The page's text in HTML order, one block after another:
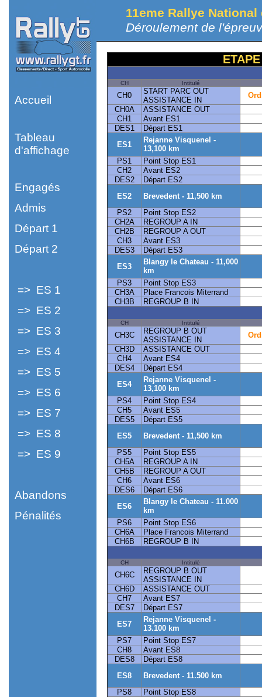
Accueil
Tableau
d'affichage
Engagés
Admis
Départ 1
Départ 2
=> ES 1
=> ES 2
=> ES 3
=> ES 4
=> ES 5
=> ES 6
=> ES 7
=> ES 8
=> ES 9
Abandons
Pénalités
11eme Rallye
Déroulement de
CH Intitulé
CH0
START PARC OUT
ASSISTANCE IN
CH0A
ASSISTANCE OUT
CH1
Avant ES1
DES1
Départ ES1
ES1
Rejanne Visquenel -
13,100 km
PS1
Point Stop ES1
CH2
Avant ES2
DES2
Départ ES2
ES2
Brevedent - 11,500 km
PS2
Point Stop ES2
CH2A
REGROUP A IN
CH2B
REGROUP A OUT
CH3
Avant ES3
DES3
Départ ES3
ES3
Blangy le Chateau - 11,000
km
PS3
Point Stop ES3
CH3A
Place Francois Miterrand
CH3B
REGROUP B IN
CH Intitulé
CH3C
REGROUP B OUT
ASSISTANCE IN
CH3D
ASSISTANCE OUT
CH4
Avant ES4
DES4
Départ ES4
ES4
Rejanne Visquenel -
13,100 km
PS4
Point Stop ES4
CH5
Avant ES5
DES5
Départ ES5
ES5
Brevedent - 11,500 km
PS5
Point Stop ES5
CH5A
REGROUP A IN
CH5B
REGROUP A OUT
CH6
Avant ES6
DES6
Départ ES6
ES6
Blangy le Chateau - 11.000
km
PS6
Point Stop ES6
CH6A
Place Francois Miterrand
CH6B
REGROUP B IN
CH Intitulé
CH6C
REGROUP B OUT
ASSISTANCE IN
CH6D
ASSISTANCE OUT
CH7
Avant ES7
DES7
Départ ES7
ES7
Rejanne Visquenel -
13.100 km
PS7
Point Stop ES7
CH8
Avant ES8
DES8
Départ ES8
ES8
Brevedent - 11.500 km
PS8
Point Stop ES8